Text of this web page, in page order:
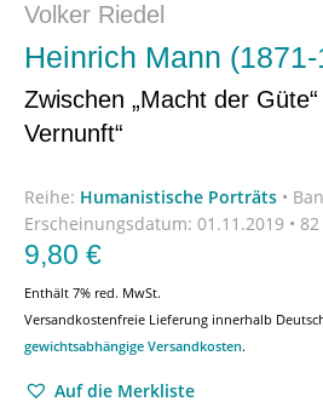
Volker Riedel
Heinrich Mann
Zwischen „Macht der
Vernunft“
Reihe: Humanistische Porträts •
Erscheinungsdatum: 01.11.2019 •
9,80 €
Enthält 7% red. MwSt.
Versandkostenfreie Lieferung innerhalb
gewichtsabhängige Versandkosten.
Auf die Merkliste